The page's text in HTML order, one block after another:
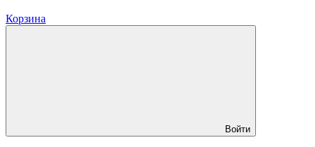
Корзина
Войти